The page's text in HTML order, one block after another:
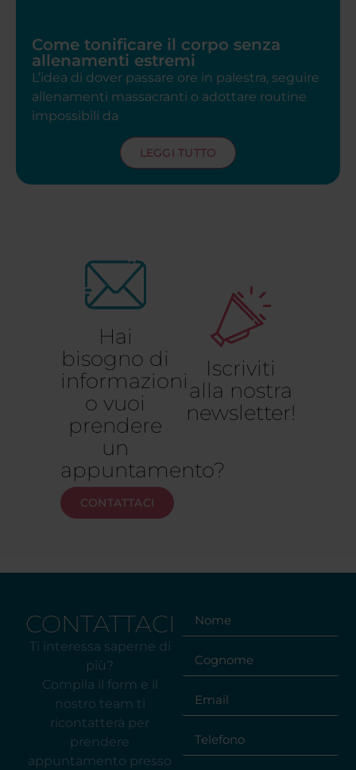
Come tonificare il corpo senza
allenamenti estremi
L’idea di dover passare ore in palestra, seguire
allenamenti massacranti o adottare routine
impossibili da
LEGGI TUTTO
Hai
bisogno di
informazioni
o vuoi
prendere
un
appuntamento?
CONTATTACI
Iscriviti
alla nostra
newsletter!
CONTATTACI
Ti interessa saperne di
più?
Compila il form e il
nostro team ti
ricontatterà per
prendere
appuntamento presso